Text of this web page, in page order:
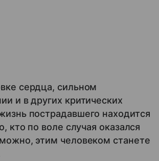
сердца, сильном
и в других критических
пострадавшего находится
кто по воле случая оказался
этим человеком станете